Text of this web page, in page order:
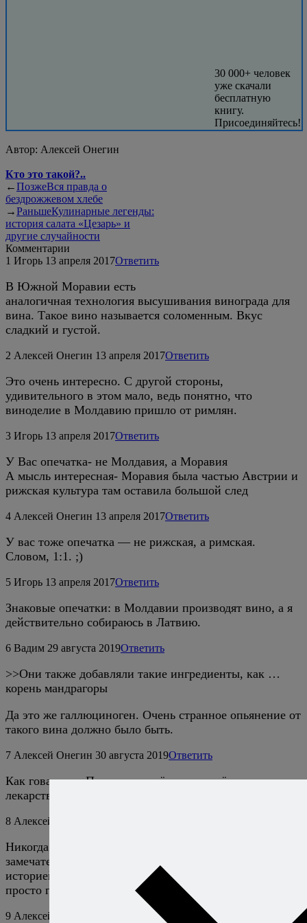
30 000+ человек
уже скачали
бесплатную
книгу.
Присоединяйтесь!
Автор: Алексей Онегин
Кто это такой?..
←ПозжеВся правда о
бездрожжевом хлебе
→РаньшеКулинарные легенды:
история салата «Цезарь» и
другие случайности
Комментарии
1 Игорь 13 апреля 2017Ответить
В Южной Моравии есть
аналогичная технология высушивания винограда для
вина. Такое вино называется соломенным. Вкус
сладкий и густой.
2 Алексей Онегин 13 апреля 2017Ответить
Это очень интересно. С другой стороны,
удивительного в этом мало, ведь понятно, что
виноделие в Молдавию пришло от римлян.
3 Игорь 13 апреля 2017Ответить
У Вас опечатка- не Молдавия, а Моравия
А мысль интересная- Моравия была частью Австрии и
рижская культура там оставила большой след
4 Алексей Онегин 13 апреля 2017Ответить
У вас тоже опечатка — не рижская, а римская.
Словом, 1:1. ;)
5 Игорь 13 апреля 2017Ответить
Знаковые опечатки: в Молдавии производят вино, а я
действительно собираюсь в Латвию.
6 Вадим 29 августа 2019Ответить
>>Они также добавляли такие ингредиенты, как …
корень мандрагоры
Да это же галлюциноген. Очень странное опьянение от
такого вина должно было быть.
7 Алексей Онегин 30 августа 2019Ответить
Как говаривал Парацельс, всё — яд и всё —
лекарство; и то и другое зависит от дозы.
8 Алексей
Никогда нет желания просто выпить. Но, если есть
замечательный стол и вкусное вино, да ещё с
историей, то не соединить это в единую гармонию,
просто грех!
9 Алексей Онегин 26 апреля 2022 Ответить